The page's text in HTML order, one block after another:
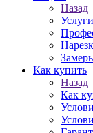
Назад
Услуги
Как купить
Назад
Как